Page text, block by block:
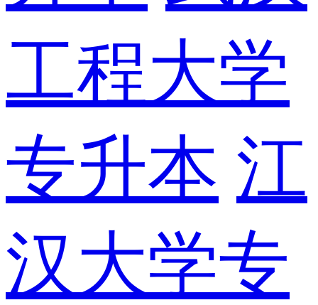
工程大学
专升本 江
汉大学专